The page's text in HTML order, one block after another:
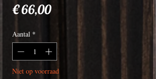
€ 66,00Prijs
Aantal *
Niet op voorraad